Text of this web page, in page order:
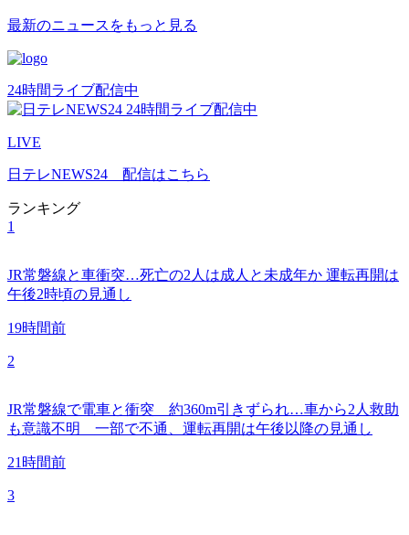
最新のニュースをもっと見る
24時間ライブ配信中
LIVE
日テレNEWS24 配信はこちら
ランキング
1
JR常磐線と車衝突…死亡の2人は成人と未成年か 運転再開は
午後2時頃の見通し
19時間前
2
JR常磐線で電車と衝突 約360m引きずられ…車から2人救助
も意識不明 一部で不通、運転再開は午後以降の見通し
21時間前
3